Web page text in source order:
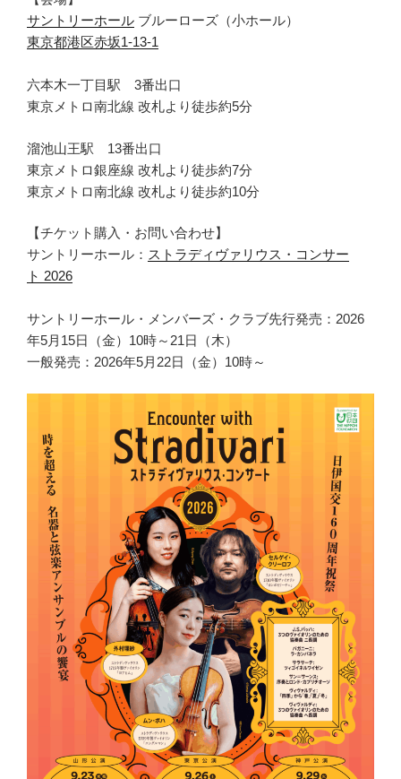
サントリーホール ブルーローズ（小ホール）
東京都港区赤坂1-13-1
六本木一丁目駅 3番出口
東京メトロ南北線 改札より徒歩約5分
溜池山王駅 13番出口
東京メトロ銀座線 改札より徒歩約7分
東京メトロ南北線 改札より徒歩約10分
【チケット購入・お問い合わせ】
サントリーホール： ストラディヴァリウス・コンサー
ト 2026
サントリーホール・メンバーズ・クラブ先行発売：2026
年5月15日（金）10時～21日（木）
一般発売：2026年5月22日（金）10時～